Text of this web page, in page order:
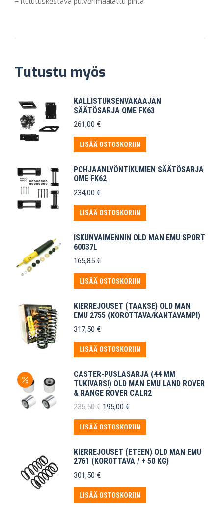
Tutustu myös
KALLISTUKSENVAKAAJAN
SÄÄTÖSARJA OME FK63
261,00 €
LISÄÄ OSTOSKORIIN
POHJAANLYÖNTIKUMIEN SÄÄTÖSARJA
OME FK62
234,00 €
LISÄÄ OSTOSKORIIN
ISKUNVAIMENNIN OLD MAN EMU SPORT
60037L
165,85 €
LISÄÄ OSTOSKORIIN
KIERREJOUSET (TAAKSE) OLD MAN
EMU 2755 (KOROTTAVA/KANTAVAMPI)
317,50 €
LISÄÄ OSTOSKORIIN
CASTER-PUSLASARJA (44 MM
TUKIVARSI) OLD MAN EMU LAND ROVER
& RANGE ROVER CALR2
235,50€ Alkuperäinen
oli:
235,50 €.
195,00 €Nykyinen
on:
195,00 €.
LISÄÄ OSTOSKORIIN
KIERREJOUSET (ETEEN) OLD MAN EMU
2761 (KOROTTAVA / + 50 KG)
301,50 €
LISÄÄ OSTOSKORIIN